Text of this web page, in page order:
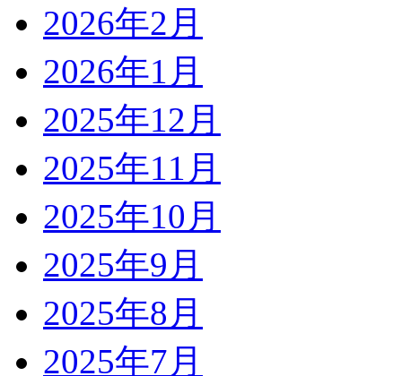
2026年2月
2026年1月
2025年12月
2025年11月
2025年10月
2025年9月
2025年8月
2025年7月